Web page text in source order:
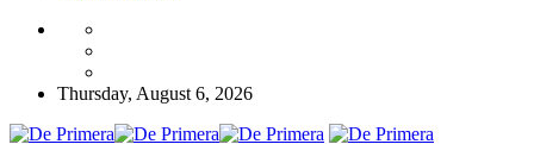
Thursday, August 6, 2026